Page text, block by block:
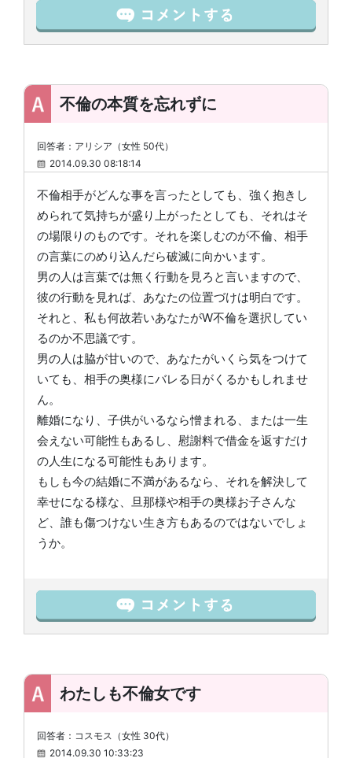
不倫の本質を忘れずに
回答者：アリシア（女性 50代）
2014.09.30 08:18:14
不倫相手がどんな事を言ったとしても、強く抱きし
められて気持ちが盛り上がったとしても、それはそ
の場限りのものです。それを楽しむのが不倫、相手
の言葉にのめり込んだら破滅に向かいます。
男の人は言葉では無く行動を見ろと言いますので、
彼の行動を見れば、あなたの位置づけは明白です。
それと、私も何故若いあなたがW不倫を選択してい
るのか不思議です。
男の人は脇が甘いので、あなたがいくら気をつけて
いても、相手の奥様にバレる日がくるかもしれませ
ん。
離婚になり、子供がいるなら憎まれる、または一生
会えない可能性もあるし、慰謝料で借金を返すだけ
の人生になる可能性もあります。
もしも今の結婚に不満があるなら、それを解決して
幸せになる様な、旦那様や相手の奥様お子さんな
ど、誰も傷つけない生き方もあるのではないでしょ
うか。
わたしも不倫女です
回答者：コスモス（女性 30代）
2014.09.30 10:33:23